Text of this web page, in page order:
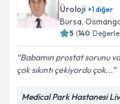
Üroloji +1diğer
Bursa,
5 (140
Babamın prostat sorunu
çok sıkıntı çekiyordu çok...
Medical Park Hastanesi